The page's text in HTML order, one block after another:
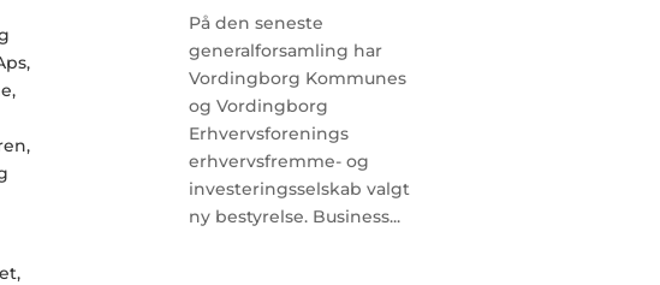
På den seneste
generalforsamling har
Vordingborg Kommunes
og Vordingborg
Erhvervsforenings
erhvervsfremme- og
investeringsselskab valgt
ny bestyrelse. Business...